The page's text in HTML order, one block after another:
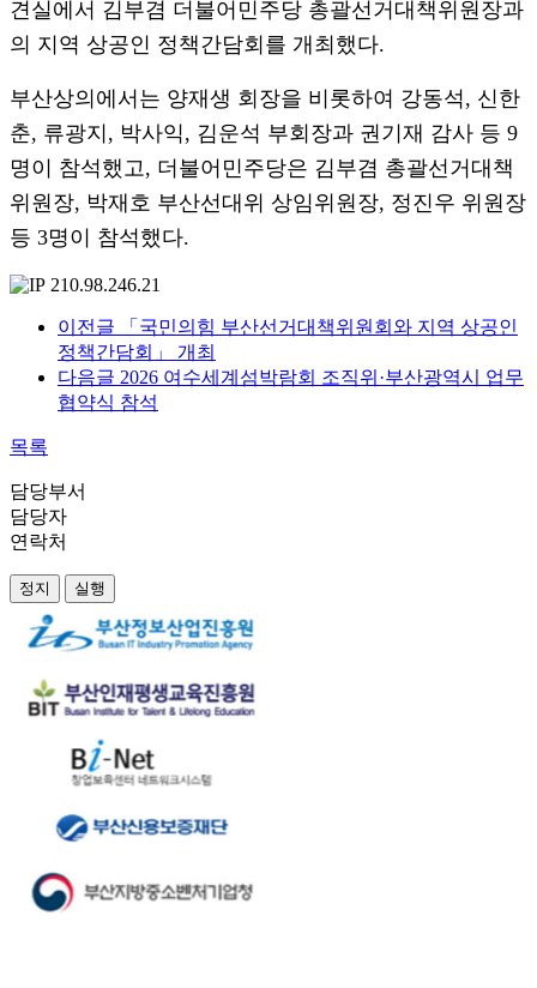
견실에서 김부겸 더불어민주당 총괄선거대책위원장과
의 지역 상공인 정책간담회를 개최했다.
부산상의에서는 양재생 회장을 비롯하여 강동석, 신한
춘, 류광지, 박사익, 김운석 부회장과 권기재 감사 등 9
명이 참석했고, 더불어민주당은 김부겸 총괄선거대책
위원장, 박재호 부산선대위 상임위원장, 정진우 위원장
등 3명이 참석했다.
210.98.246.21
이전글
「국민의힘 부산선거대책위원회와 지역 상공인
정책간담회」 개최
다음글 2026 여수세계섬박람회 조직위·부산광역시 업무
협약식 참석
목록
담당부서
담당자
연락처
정지 실행